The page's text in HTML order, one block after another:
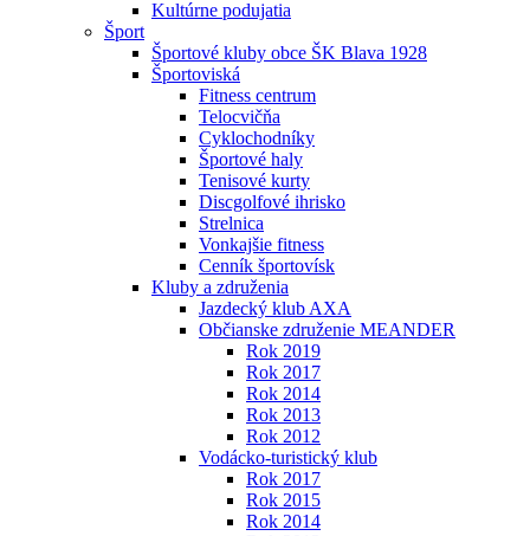
Kultúrne podujatia
Šport
Športové kluby obce ŠK Blava 1928
Športoviská
Fitness centrum
Telocvičňa
Cyklochodníky
Športové haly
Tenisové kurty
Discgolfové ihrisko
Strelnica
Vonkajšie fitness
Cenník športovísk
Kluby a združenia
Jazdecký klub AXA
Občianske združenie MEANDER
Rok 2019
Rok 2017
Rok 2014
Rok 2013
Rok 2012
Vodácko-turistický klub
Rok 2017
Rok 2015
Rok 2014